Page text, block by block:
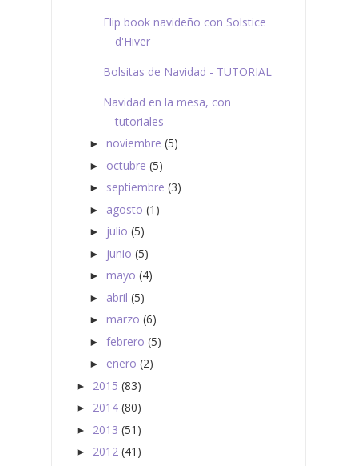
Flip book navideño con Solstice
d'Hiver
Bolsitas de Navidad - TUTORIAL
Navidad en la mesa, con
tutoriales
► noviembre (5)
► octubre (5)
► septiembre (3)
► agosto (1)
► julio (5)
► junio (5)
► mayo (4)
► abril (5)
► marzo (6)
► febrero (5)
► enero (2)
► 2015 (83)
► 2014 (80)
► 2013 (51)
► 2012 (41)